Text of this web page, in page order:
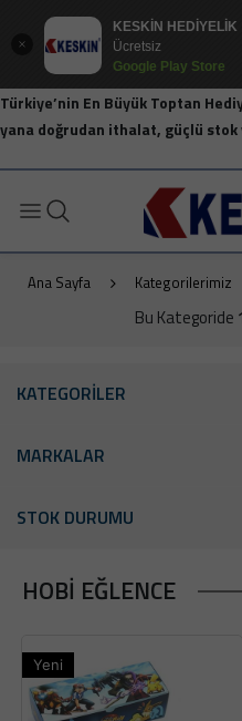
KESKİN HEDİYELİK
Ücretsiz
Google Play Store
Türkiye’nin En Büyük Toptan
yana doğrudan ithalat, güçlü stok
Ana Sayfa Kategorilerimiz
Bu Kategoride
KATEGORİLER
MARKALAR
STOK DURUMU
HOBI EĞLENCE
Yeni